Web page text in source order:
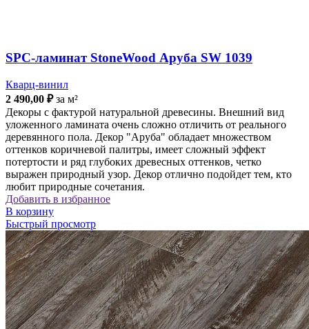
SPC-ламинат StoneWood Аруба SW 1039
Кварц-винил
2 490,00 ₽за м²
Декоры с фактурой натуральной древесины. Внешний вид
уложенного ламината очень сложно отличить от реального
деревянного пола. Декор "Аруба" обладает множеством
оттенков коричневой палитры, имеет сложный эффект
потертости и ряд глубоких древесных оттенков, четко
выражен природный узор. Декор отлично подойдет тем, кто
любит природные сочетания.
Добавить в избранное
В корзину
Быстрый просмотр